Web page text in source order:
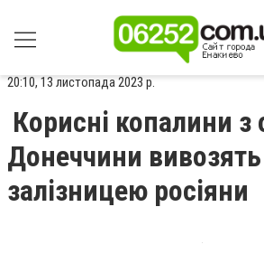
20:10, 13 листопада 2023 р.
Корисні копалини з
Донеччини
залізницею росіяни